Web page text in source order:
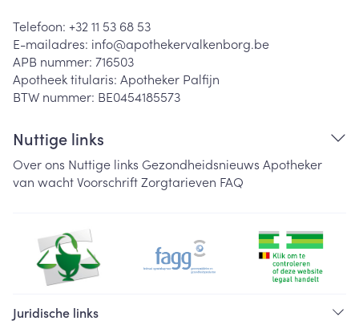
Telefoon: +32 11 53 68 53
E-mailadres: info@apothekervalkenborg.be
APB nummer: 716503
Apotheek titularis: Apotheker Palfijn
BTW nummer: BE0454185573
Nuttige links
Over ons Nuttige links Gezondheidsnieuws Apotheker
van wachtVoorschriftZorgtarieven FAQ
Juridische links